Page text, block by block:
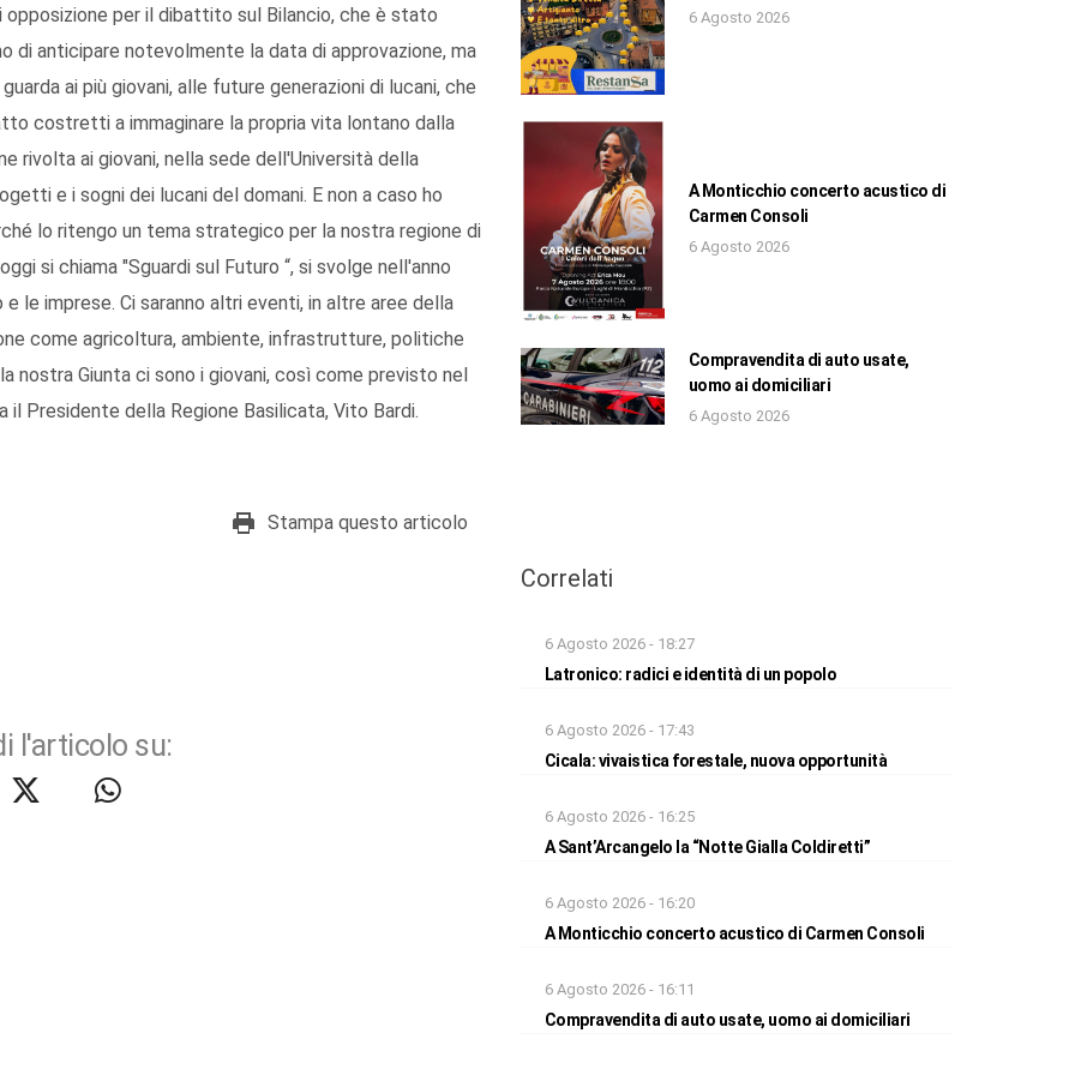
opposizione per il dibattito sul Bilancio, che è stato
di anticipare notevolmente la data di approvazione, ma
ai più giovani, alle future generazioni di lucani, che
costretti a immaginare la propria vita lontano dalla
rivolta ai giovani, nella sede dell'Università della
e i sogni dei lucani del domani. E non a caso ho
lo ritengo un tema strategico per la nostra regione di
si chiama "Sguardi sul Futuro “, si svolge nell'anno
le imprese. Ci saranno altri eventi, in altre aree della
come agricoltura, ambiente, infrastrutture, politiche
nostra Giunta ci sono i giovani, così come previsto nel
Presidente della Regione Basilicata, Vito Bardi.
Stampa questo articolo
l'articolo su:
6 Agosto 2026
A Monticchio concerto acustico di
Carmen Consoli
6 Agosto 2026
Compravendita di auto usate,
uomo ai domiciliari
6 Agosto 2026
Correlati
6 Agosto 2026 - 18:27
Latronico: radici e identità di un popolo
6 Agosto 2026 - 17:43
Cicala: vivaistica forestale, nuova opportunità
6 Agosto 2026 - 16:25
A Sant’Arcangelo la “Notte Gialla Coldiretti”
6 Agosto 2026 - 16:20
A Monticchio concerto acustico di Carmen Consoli
6 Agosto 2026 - 16:11
Compravendita di auto usate, uomo ai domiciliari